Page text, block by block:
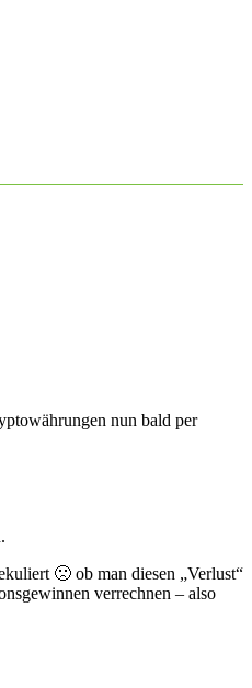
nun bald per
🙁 ob man diesen „Verlust“
verrechnen – also